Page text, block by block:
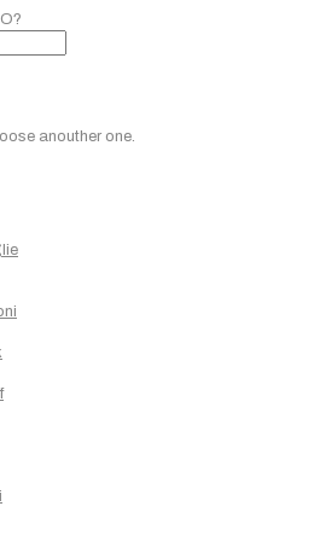
anouther one.